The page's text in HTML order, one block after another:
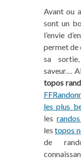
Avant ou
sont un
l’envie
permet de
sa sortie,
saveur…
topos
les plus
les
les topos
de